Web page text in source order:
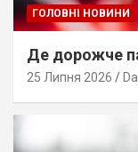
ГОЛОВНІ НОВИНИ
Де дорожче
25 Липня 2026